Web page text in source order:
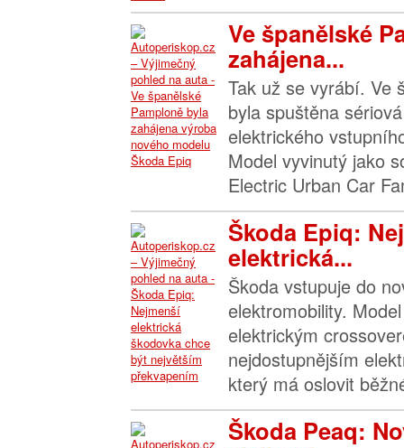
Ve španělské
zahájena...
Tak už se vyrábí. Ve
byla spuštěna
elektrického
Model vyvinutý jako
Electric Urban Car
Škoda Epiq:
elektrická...
Škoda vstupuje do
elektromobility.
elektrickým
nejdostupnějším
který má oslovit
Škoda Peaq: